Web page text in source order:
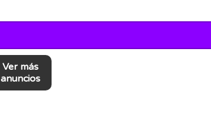
Ver más
anuncios